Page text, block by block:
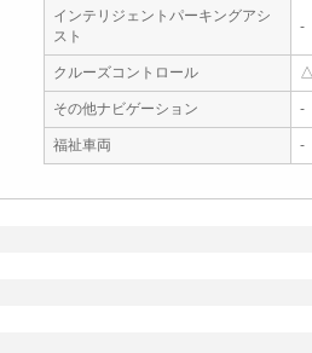
インテリジェントパーキングアシ
スト
-
クルーズコントロール
その他ナビゲーション -
福祉車両
-